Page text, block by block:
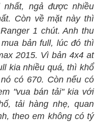
ngả được nhiều
Còn về mặt này thì
1 chút. Anh thu
bản full, lúc đó thì
2015. Vì bản 4x4 at
kia nhiều quá, thì khổ
có 670. Còn nếu có
"vua bán tải" kia với
tải hàng nhẹ, quan
theo em không có tý